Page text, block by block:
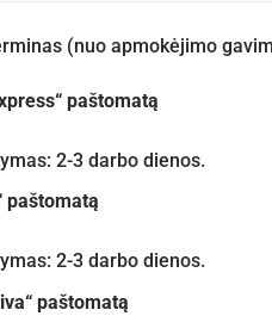
(nuo apmokėjimo
paštomatą
2-3 darbo dienos.
paštomatą
2-3 darbo dienos.
paštomatą